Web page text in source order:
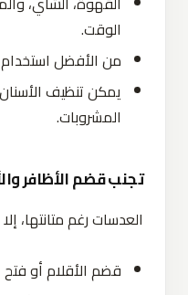
الوقت.
من الأفضل استخدام
يمكن تنظيف
المشروبات.
تجنب قضم الأظافر
العدسات رغم متانتها،
قضم الأقلام أو